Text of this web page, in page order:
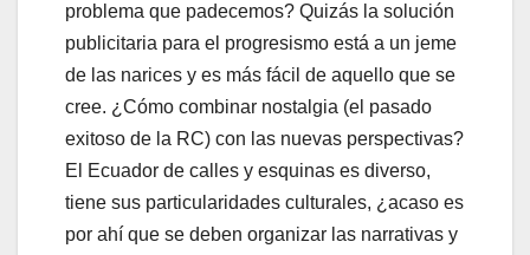
problema que padecemos? Quizás la solución
publicitaria para el progresismo está a un jeme
de las narices y es más fácil de aquello que se
cree. ¿Cómo combinar nostalgia (el pasado
exitoso de la RC) con las nuevas perspectivas?
El Ecuador de calles y esquinas es diverso,
tiene sus particularidades culturales, ¿acaso es
por ahí que se deben organizar las narrativas y